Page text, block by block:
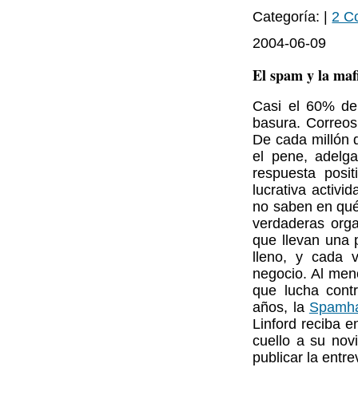
Categoría: |2
2004-06-09
El spam y la
Casi el 60%
basura.
De cada millón
el pene,
respuesta
lucrativa
no saben en
verdaderas
que llevan una
lleno, y cada
negocio. Al
que lucha
años, la
Linford reciba
cuello a su
publicar la